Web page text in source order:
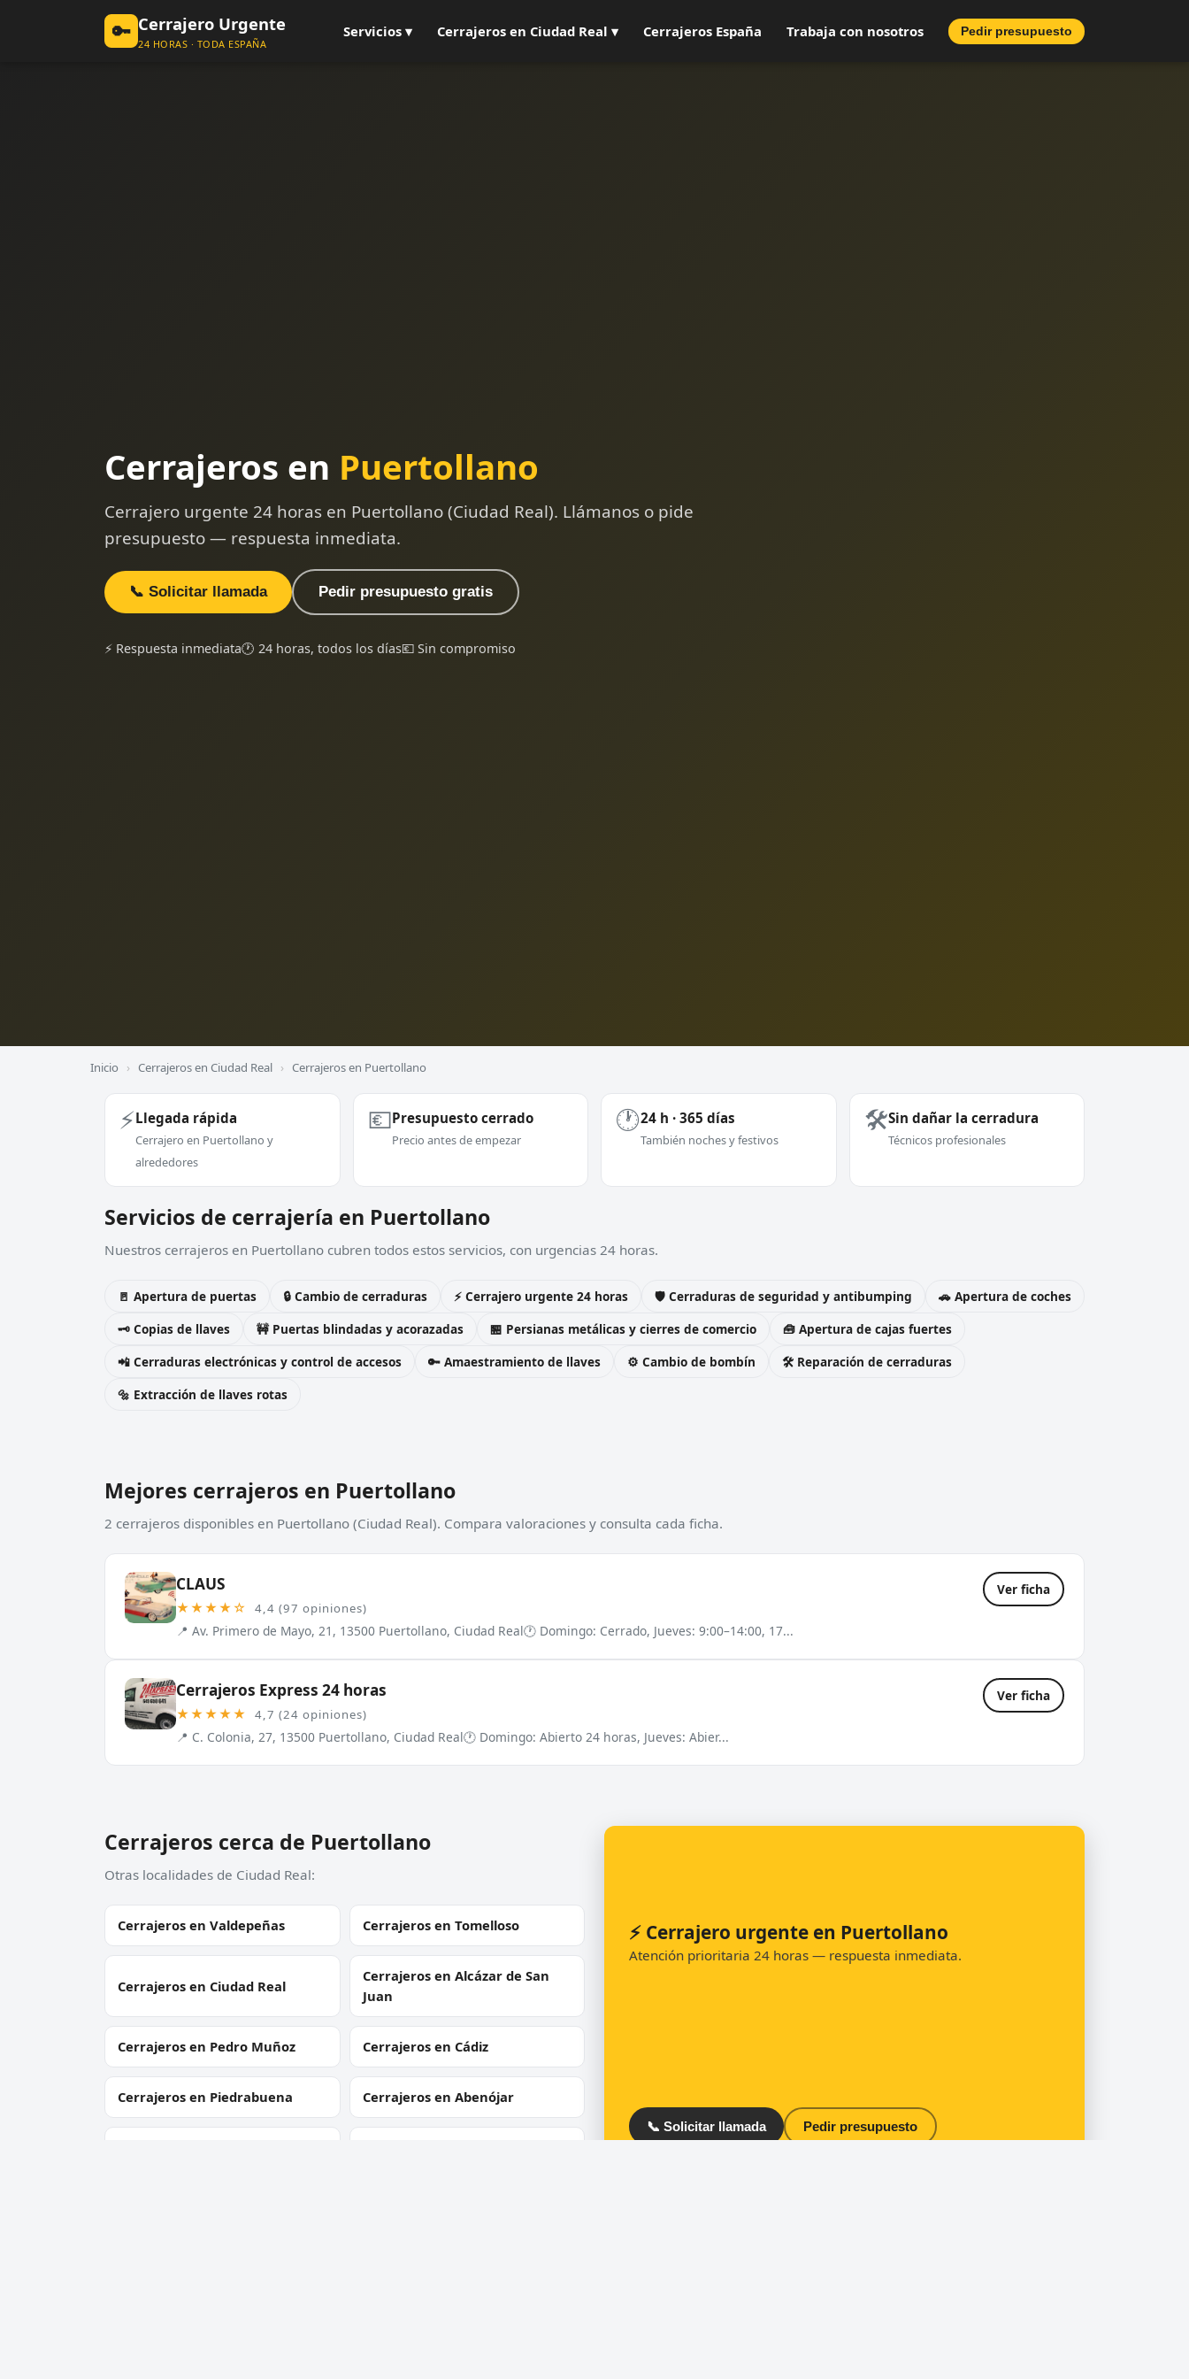
🔑 Cerrajero Urgente
24 HORAS · TODA ESPAÑA
Servicios ▾ Cerrajeros en Ciudad Real ▾ Cerrajeros España Trabaja con nosotros Pedir presupuesto
Cerrajeros en Puertollano
Cerrajero urgente 24 horas en Puertollano (Ciudad Real). Llámanos o pide
presupuesto — respuesta inmediata.
📞 Solicitar llamada Pedir presupuesto gratis
⚡ Respuesta inmediata🕐 24 horas, todos los días💶 Sin compromiso
Inicio › Cerrajeros en Ciudad Real › Cerrajeros en Puertollano
⚡Llegada rápida
Cerrajero en Puertollano y
alrededores
💶Presupuesto cerrado
Precio antes de empezar
🕐24 h · 365 días
También noches y festivos
🛠️Sin dañar la cerradura
Técnicos profesionales
Servicios de cerrajería en Puertollano
Nuestros cerrajeros en Puertollano cubren todos estos servicios, con urgencias 24 horas.
🚪 Apertura de puertas 🔒 Cambio de cerraduras ⚡ Cerrajero urgente 24 horas 🛡️ Cerraduras de seguridad y antibumping
🚗 Apertura de coches
🗝️ Copias de llaves
🚧 Puertas blindadas y acorazadas 🏪 Persianas metálicas y cierres de comercio
🧰 Apertura de cajas fuertes
📲 Cerraduras electrónicas y control de accesos
🔑 Amaestramiento de llaves ⚙️ Cambio de bombín
🛠️ Reparación de cerraduras
🔩 Extracción de llaves rotas
Mejores cerrajeros en Puertollano
2 cerrajeros disponibles en Puertollano (Ciudad Real). Compara valoraciones y consulta cada ficha.
CLAUS
★★★★☆ 4,4 (97 opiniones)
📍 Av. Primero de Mayo, 21, 13500 Puertollano, Ciudad Real🕐 Domingo: Cerrado, Jueves: 9:00–14:00, 17...
Ver ficha
Cerrajeros Express 24 horas
★★★★★ 4,7 (24 opiniones)
📍 C. Colonia, 27, 13500 Puertollano, Ciudad Real🕐 Domingo: Abierto 24 horas, Jueves: Abier...
Ver ficha
Cerrajeros cerca de Puertollano
Otras localidades de Ciudad Real:
Cerrajeros en Valdepeñas Cerrajeros en Tomelloso
Cerrajeros en Ciudad Real
Cerrajeros en Alcázar de San
Juan
Cerrajeros en Pedro Muñoz Cerrajeros en Cádiz
Cerrajeros en Piedrabuena Cerrajeros en Abenójar
⚡ Cerrajero urgente en Puertollano
Atención prioritaria 24 horas — respuesta inmediata.
📞 Solicitar llamada Pedir presupuesto